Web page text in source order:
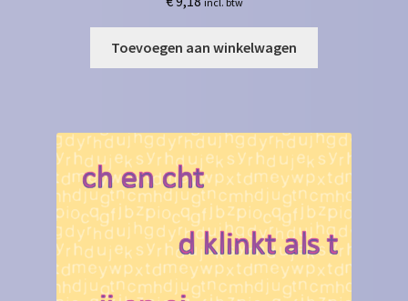
Toevoegen aan winkelwagen